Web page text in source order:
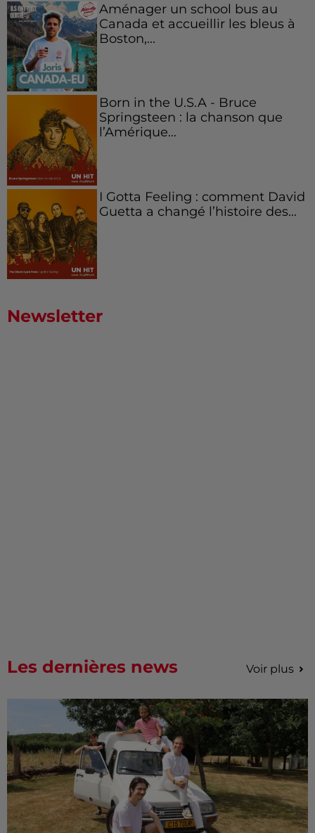
Aménager un school bus au
Canada et accueillir les bleus à
Boston,...
Born in the U.S.A - Bruce
Springsteen : la chanson que
l’Amérique...
I Gotta Feeling : comment David
Guetta a changé l’histoire des...
Newsletter
Les dernières news Voir plus